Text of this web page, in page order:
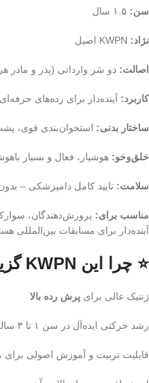
سن:
نژاد:
اصالت: دو سَر وارداتی (پدر و مادر
کاربرد: آینده‌دار برای رده‌های
ساختار بدنی: استخوان‌بندی قوی،
خلق‌وخو: هوشیار، فعال و بسیار
سلامت: تایید کامل دامپزشکی –
مناسب برای: پرورش‌دهندگان،
آینده‌دار برای مسابقات بین‌المللی
⭐ چرا این KWPN گزینه‌ای فوق‌العاده است؟
ژنتیک عالی برای پرش رده بالا
رشد حرکتی ایده‌آل در سن ۱ تا ۳ سالگی
قابلیت تربیت و آموزش اصولی